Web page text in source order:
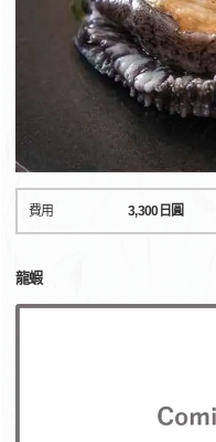
費用 3,300日圓
龍蝦